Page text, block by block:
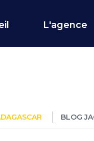
L'agence
BLOG